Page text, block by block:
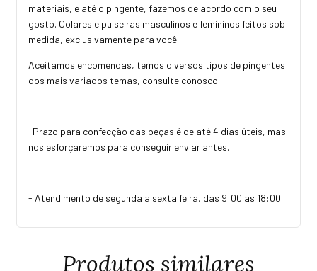
materiais, e até o pingente, fazemos de acordo com o seu
gosto. Colares e pulseiras masculinos e femininos feitos sob
medida, exclusivamente para você.
Aceitamos encomendas, temos diversos tipos de pingentes
dos mais variados temas, consulte conosco!
-Prazo para confecção das peças é de até 4 dias úteis, mas
nos esforçaremos para conseguir enviar antes.
- Atendimento de segunda a sexta feira, das 9:00 as 18:00
Produtos similares